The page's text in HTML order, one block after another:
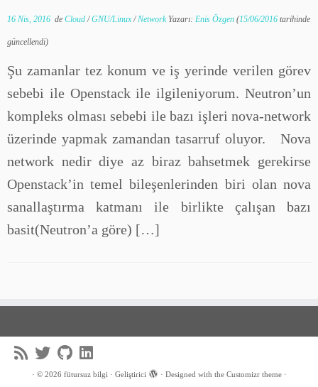
16 Nis, 2016 de Cloud/GNU/Linux/Network Yazarı: Enis Özgen (15/06/2016 tarihinde
güncellendi)
Şu zamanlar tez konum ve iş yerinde verilen görev
sebebi ile Openstack ile ilgileniyorum. Neutron’un
kompleks olması sebebi ile bazı işleri nova-network
üzerinde yapmak zamandan tasarruf oluyor. Nova
network nedir diye az biraz bahsetmek gerekirse
Openstack’in temel bileşenlerinden biri olan nova
sanallaştırma katmanı ile birlikte çalışan bazı
basit(Neutron’a göre) […]
· © 2026 fütursuz bilgi · Geliştirici · Designed with the Customizr theme·